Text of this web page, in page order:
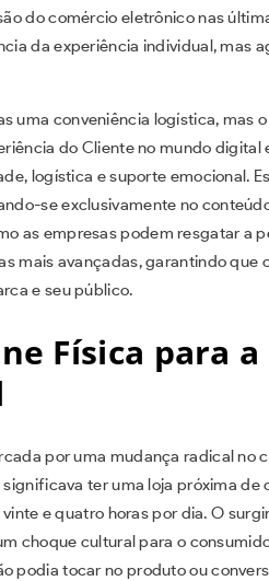
do comércio eletrônico nas
da experiência individual, mas
uma conveniência logística, mas
do Cliente no mundo digital
logística e suporte emocional.
se exclusivamente no
as empresas podem resgatar a
mais avançadas, garantindo que
e seu público.
Física para a
por uma mudança radical no
ter uma loja próxima de
e quatro horas por dia. O
choque cultural para o
podia tocar no produto ou